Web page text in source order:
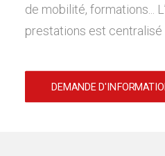
de mobilité, formations...
prestations est centralisé
DEMANDE